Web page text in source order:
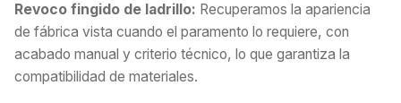
Revoco fingido de ladrillo: Recuperamos la apariencia
de fábrica vista cuando el paramento lo requiere, con
acabado manual y criterio técnico, lo que garantiza la
compatibilidad de materiales.